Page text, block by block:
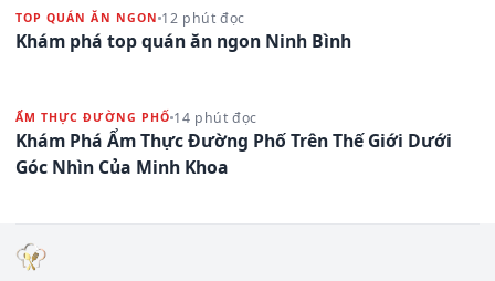
TOP QUÁN ĂN NGON 12 phút đọc
Khám phá top quán ăn ngon Ninh Bình
ẨM THỰC ĐƯỜNG PHỐ 14 phút đọc
Khám Phá Ẩm Thực Đường Phố Trên Thế Giới Dưới
Góc Nhìn Của Minh Khoa